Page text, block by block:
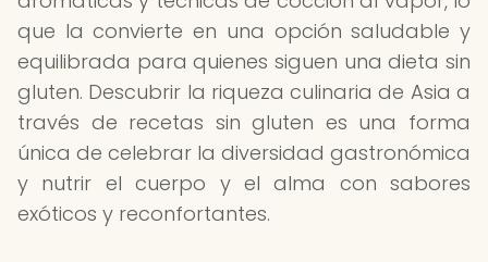
que la convierte en una opción saludable y
equilibrada para quienes siguen una dieta sin
gluten. Descubrir la riqueza culinaria de Asia a
través de recetas sin gluten es una forma
única de celebrar la diversidad gastronómica
y nutrir el cuerpo y el alma con sabores
exóticos y reconfortantes.